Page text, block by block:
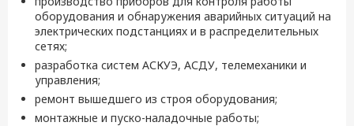
оборудования и обнаружения аварийных ситуаций на
электрических подстанциях и в распределительных
сетях;
разработка систем АСКУЭ, АСДУ, телемеханики и
управления;
ремонт вышедшего из строя оборудования;
монтажные и пуско-наладочные работы;